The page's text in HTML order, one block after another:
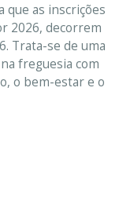
que as inscrições
2026, decorrem
Trata-se de uma
freguesia com
o bem-estar e o